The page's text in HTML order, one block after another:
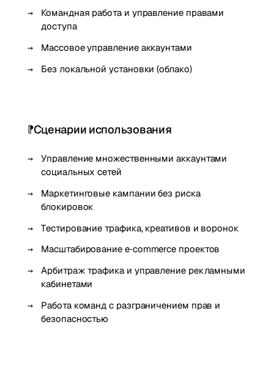
Командная работа и управление правами
доступа
Массовое управление аккаунтами
Без локальной установки (облако)
Сценарии использования
Управление множественными аккаунтами
социальных сетей
Маркетинговые кампании без риска
блокировок
Тестирование трафика, креативов и воронок
Масштабирование e‑commerce проектов
Арбитраж трафика и управление рекламными
кабинетами
Работа команд с разграничением прав и
безопасностью